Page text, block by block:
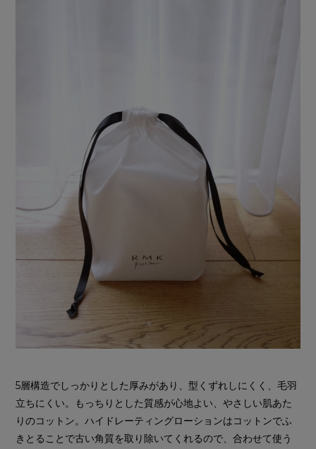
5層構造でしっかりとした厚みがあり、型くずれしにくく、毛羽
立ちにくい。もっちりとした質感が心地よい、やさしい肌あた
りのコットン。ハイドレーティングローションはコットンでふ
きとることで古い角質を取り除いてくれるので、合わせて使う